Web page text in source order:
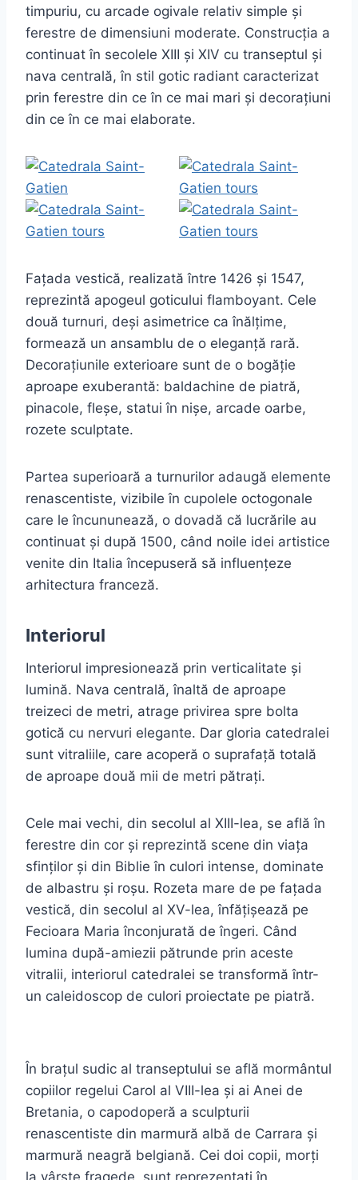
timpuriu, cu arcade ogivale relativ simple și
ferestre de dimensiuni moderate. Construcția a
continuat în secolele XIII și XIV cu transeptul și
nava centrală, în stil gotic radiant caracterizat
prin ferestre din ce în ce mai mari și decorațiuni
din ce în ce mai elaborate.
Fațada vestică, realizată între 1426 și 1547,
reprezintă apogeul goticului flamboyant. Cele
două turnuri, deși asimetrice ca înălțime,
formează un ansamblu de o eleganță rară.
Decorațiunile exterioare sunt de o bogăție
aproape exuberantă: baldachine de piatră,
pinacole, fleșe, statui în nișe, arcade oarbe,
rozete sculptate.
Partea superioară a turnurilor adaugă elemente
renascentiste, vizibile în cupolele octogonale
care le încununează, o dovadă că lucrările au
continuat și după 1500, când noile idei artistice
venite din Italia începuseră să influențeze
arhitectura franceză.
Interiorul
Interiorul impresionează prin verticalitate și
lumină. Nava centrală, înaltă de aproape
treizeci de metri, atrage privirea spre bolta
gotică cu nervuri elegante. Dar gloria catedralei
sunt vitraliile, care acoperă o suprafață totală
de aproape două mii de metri pătrați.
Cele mai vechi, din secolul al XIII-lea, se află în
ferestre din cor și reprezintă scene din viața
sfinților și din Biblie în culori intense, dominate
de albastru și roșu. Rozeta mare de pe fațada
vestică, din secolul al XV-lea, înfățișează pe
Fecioara Maria înconjurată de îngeri. Când
lumina după-amiezii pătrunde prin aceste
vitralii, interiorul catedralei se transformă într-
un caleidoscop de culori proiectate pe piatră.
În brațul sudic al transeptului se află mormântul
copiilor regelui Carol al VIII-lea și ai Anei de
Bretania, o capodoperă a sculpturii
renascentiste din marmură albă de Carrara și
marmură neagră belgiană. Cei doi copii, morți